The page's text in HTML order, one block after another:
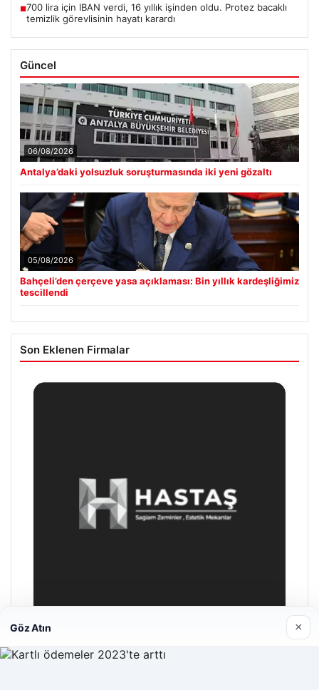
■700 lira için IBAN verdi, 16 yıllık işinden oldu. Protez bacaklı
temizlik görevlisinin hayatı karardı
Güncel
06/08/2026
Antalya’daki yolsuzluk soruşturmasında iki yeni gözaltı
05/08/2026
Bahçeli’den çerçeve yasa açıklaması: Bin yıllık kardeşliğimiz
tescillendi
Son Eklenen Firmalar
Hastaş Beton
Göz Atın ×